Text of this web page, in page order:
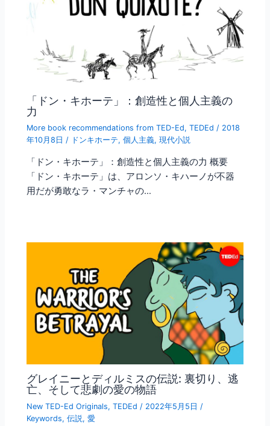
「ドン・キホーテ」：創造性と個人主義の
力
More book recommendations from TED-Ed,TEDEd / 2018
年10月8日 / ドンキホーテ,個人主義,現代小説
「ドン・キホーテ」：創造性と個人主義の力 概要
「ドン・キホーテ」は、アロンソ・キハーノが不器
用だが勇敢なラ・マンチャの…
グレイニーとディルミスの伝説: 裏切り、逃
亡、そして悲劇の愛の物語
New TED-Ed Originals,TEDEd / 2022年5月5日 /
Keywords,伝説,愛